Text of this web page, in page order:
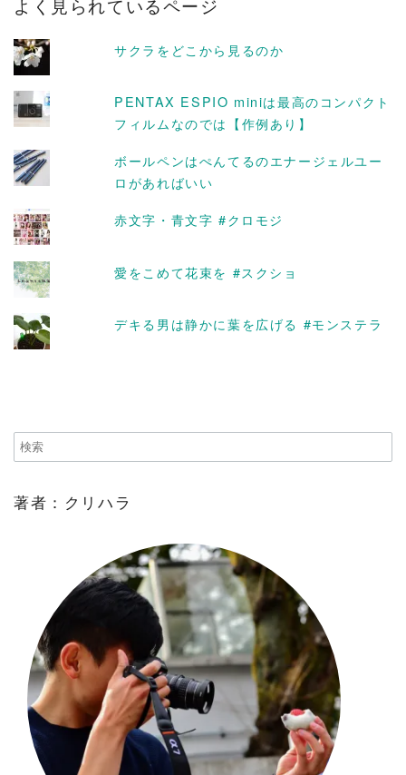
イ
よく見られているページ
サクラをどこから見るのか
PENTAX ESPIO miniは最高のコンパクト
フィルムなのでは【作例あり】
ボールペンはぺんてるのエナージェルユー
ロがあればいい
赤文字・青文字 #クロモジ
愛をこめて花束を #スクショ
デキる男は静かに葉を広げる #モンステラ
著者：クリハラ